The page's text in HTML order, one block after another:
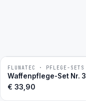
BESTSELLER
FLUNATEC · PFLEGE-SETS
Waffenpflege-Set Nr. 3
€ 33,90